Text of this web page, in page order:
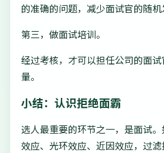
的准确的问题，减少面试官的随机
第三，做面试培训。
经过考核，才可以担任公司的面
量。
小结：认识拒绝面霸
选人最重要的环节之一，是面试
效应、光环效应、近因效应，过